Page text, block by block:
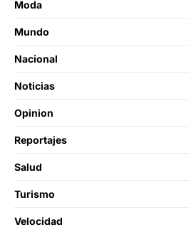
Moda
Mundo
Nacional
Noticias
Opinion
Reportajes
Salud
Turismo
Velocidad